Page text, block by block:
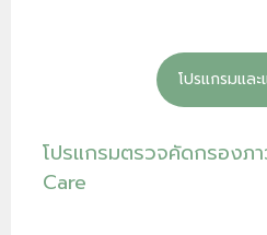
โปรแกรมแล
โปรแกรมตรวจคัดกรองภ
Care